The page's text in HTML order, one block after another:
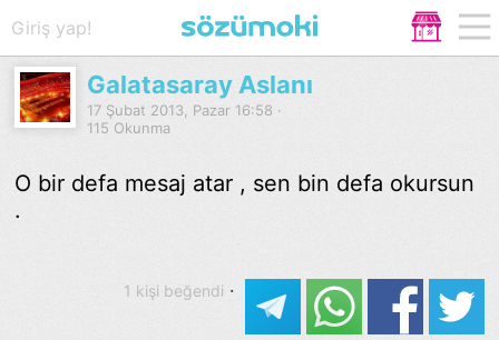
Giriş yap!
Galatasaray Aslanı
17 Şubat 2013, Pazar 16:58 ·
115 Okunma
O bir defa mesaj atar , sen bin defa okursun
.
1 kişi beğendi ·